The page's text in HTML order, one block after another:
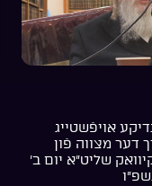
אויפֿשטייג
דער מצווה פֿון
שליט”א יום ב’